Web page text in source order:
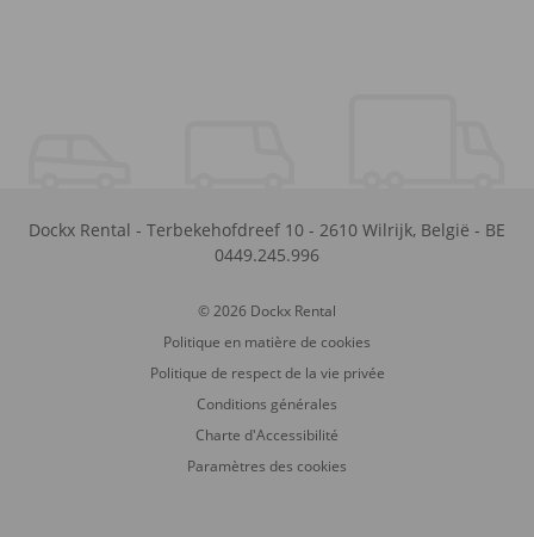
Dockx Rental - Terbekehofdreef 10 - 2610 Wilrijk, België - BE
0449.245.996
© 2026 Dockx Rental
Politique en matière de cookies
Politique de respect de la vie privée
Conditions générales
Charte d'Accessibilité
Paramètres des cookies